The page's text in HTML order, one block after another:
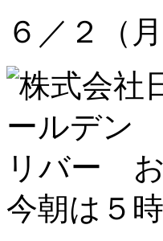
６／２（
今朝は５